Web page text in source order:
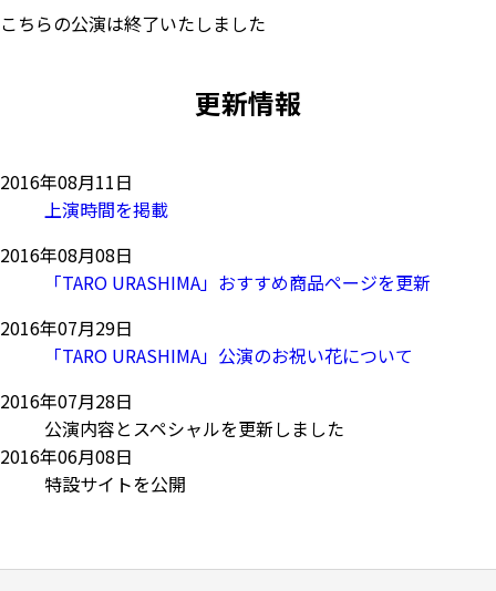
こちらの公演は終了いたしました
更新情報
2016年08月11日
上演時間を掲載
2016年08月08日
「TARO URASHIMA」おすすめ商品ページを更新
2016年07月29日
「TARO URASHIMA」公演のお祝い花について
2016年07月28日
公演内容とスペシャルを更新しました
2016年06月08日
特設サイトを公開